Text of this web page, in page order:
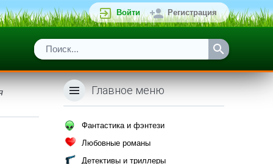
Войти Регистрация
Главное меню
Фантастика и фэнтези
Любовные романы
Детективы и триллеры